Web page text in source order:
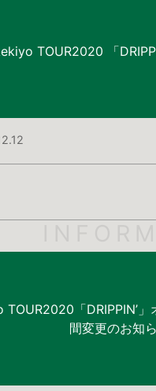
TOUR2020 「
TOUR2020「DRIPPIN’
間変更のお知